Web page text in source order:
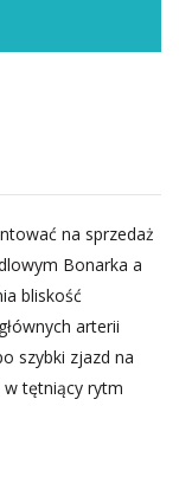
na sprzedaż
Bonarka a
bliskość
arterii
szybki zjazd na
w tętniący rytm